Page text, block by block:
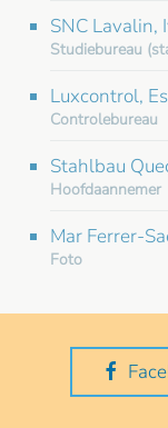
SNC Lavalin,
Studiebureau
Luxcontrol,
Controlebureau
Stahlbau
Hoofdaannemer
Mar Ferrer-
Foto